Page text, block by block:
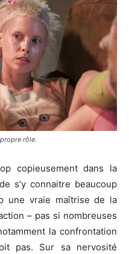
rôle.
copieusement dans la
s’y connaitre beaucoup
une vraie maîtrise de la
– pas si nombreuses
la confrontation
pas. Sur sa nervosité